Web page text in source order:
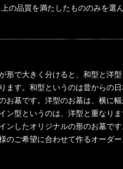
上の品質を満たしたもののみを選
形で大きく分けると、和型と洋
ます。和型というのは昔からの
お墓です。洋型のお墓は、横に幅
ン型というのは、洋型と重なり
ンしたオリジナルの形のお墓です
のご希望に合わせて作るオーダ